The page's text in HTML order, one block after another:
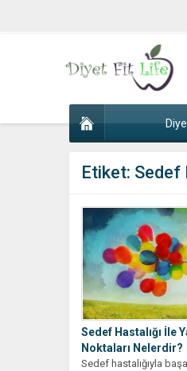
Etiket: Sedef
Sedef Hastalığı İle
Noktaları Nelerdir?
Sedef hastalığıyla